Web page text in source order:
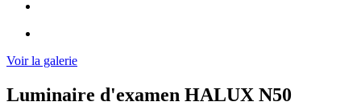
Voir la galerie
Luminaire d'examen HALUX N50